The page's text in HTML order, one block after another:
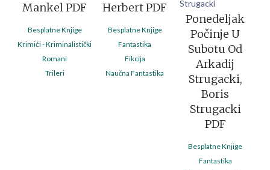
Mankel PDF
Besplatne Knjige
Krimići - Kriminalistički
Romani
Trileri
Herbert PDF
Besplatne Knjige
Fantastika
Fikcija
Naučna Fantastika
Ponedeljak
Počinje U
Subotu Od
Arkadij
Strugacki,
Boris
Strugacki
PDF
Besplatne Knjige
Fantastika